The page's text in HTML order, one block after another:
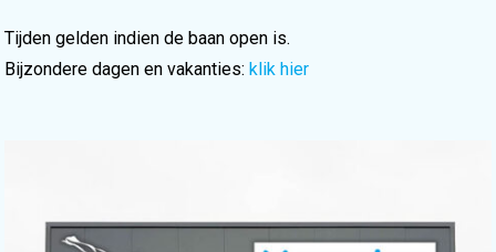
Tijden gelden indien de baan open is.
Bijzondere dagen en vakanties: klik hier